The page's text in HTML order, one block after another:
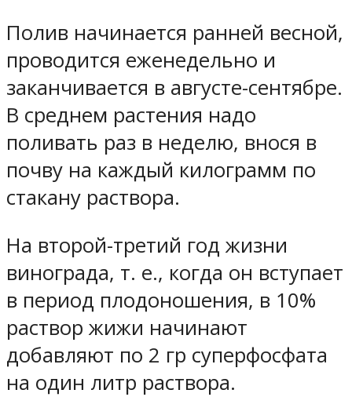
Полив начинается ранней весной,
проводится еженедельно и
заканчивается в августе-сентябре.
В среднем растения надо
поливать раз в неделю, внося в
почву на каждый килограмм по
стакану раствора.
На второй-третий год жизни
винограда, т. е., когда он вступает
в период плодоношения, в 10%
раствор жижи начинают
добавляют по 2 гр суперфосфата
на один литр раствора.